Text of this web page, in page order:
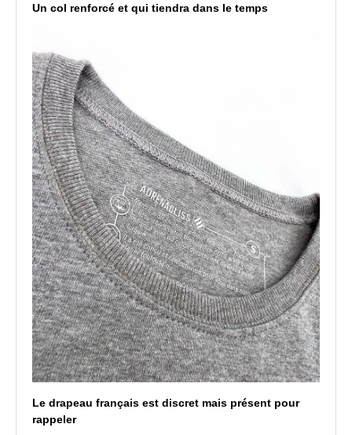
Un col renforcé et qui tiendra dans le temps
Le drapeau français est discret mais présent pour
rappeler